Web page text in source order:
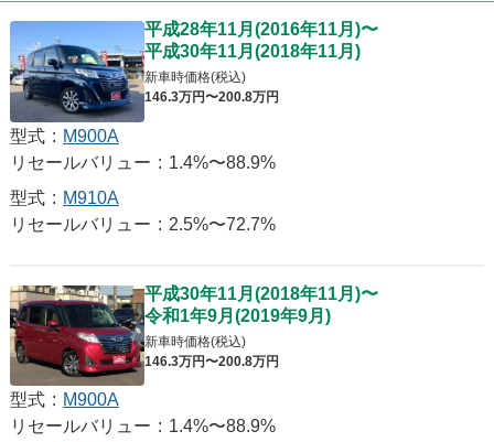
平成28年11月 (2016年11月 )〜
平成30年11月 (2018年11月 )
新車時価格(税込)
146.3万円〜200.8万円
型式 : M900A
リセールバリュー : 1.4%〜88.9%
型式 : M910A
リセールバリュー : 2.5%〜72.7%
平成30年11月 (2018年11月 )〜
令和1年9月 (2019年9月 )
新車時価格(税込)
146.3万円〜200.8万円
型式 : M900A
リセールバリュー : 1.4%〜88.9%